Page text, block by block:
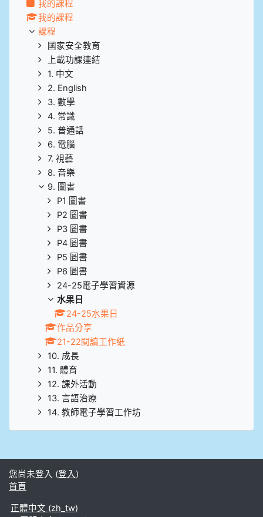
我的課程
我的課程
課程
國家安全教育
上載功課連結
1. 中文
2. English
3. 數學
4. 常識
5. 普通話
6. 電腦
7. 視藝
8. 音樂
9. 圖書
P1 圖書
P2 圖書
P3 圖書
P4 圖書
P5 圖書
P6 圖書
24-25電子學習資源
水果日
24-25水果日
作品分享
21-22閱讀工作紙
10. 成長
11. 體育
12. 課外活動
13. 言語治療
14. 教師電子學習工作坊
您尚未登入 (登入)
首頁
正體中文 ‎(zh_tw)‎